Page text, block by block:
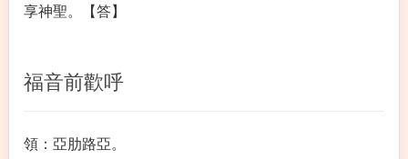
享神聖。【答】
福音前歡呼
領：亞肋路亞。